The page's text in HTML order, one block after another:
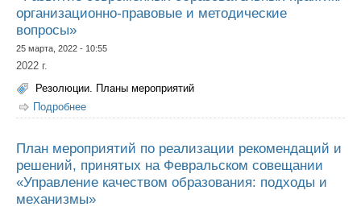
организационно-правовые и методические
вопросы»
25 марта, 2022 - 10:55
2022 г.
Резолюции. Планы мероприятий
Подробнее
решений, принятых на Февральском совещании
организационно-правовые и методические вопросы»
План мероприятий по реализации рекомендаций и
решений, принятых на Февральском совещании
«Управление качеством образования: подходы и
механизмы»